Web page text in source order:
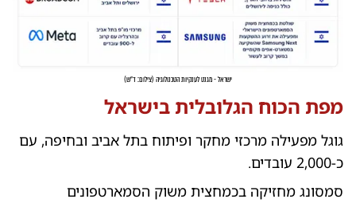
ישראל - מגנט לענקיות הטכנולוגיה (צילום: ד"ש)
מפת הכוח הגלובלית בישראל
גוגל מפעילה מרכזי מחקר ופיתוח בתל אביב ובחיפה, עם
כ-2,000 עובדים.
סמסונג מחזיקה בכמחצית משוק הסמארטפונים